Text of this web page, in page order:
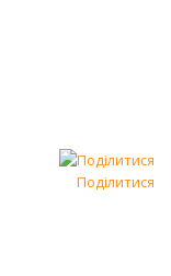
Поділитися